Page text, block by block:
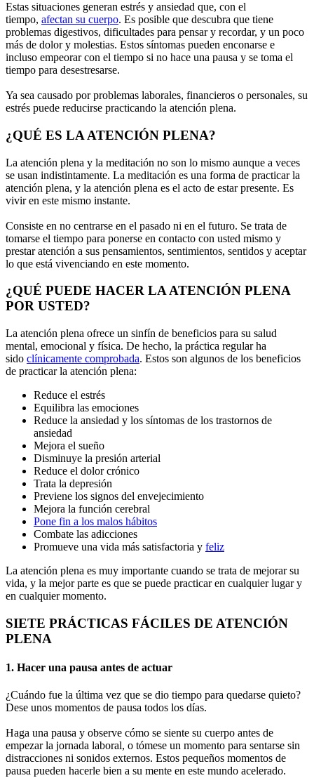
Estas situaciones generan estrés y ansiedad que, con el
tiempo, afectan su cuerpo. Es posible que descubra que tiene
problemas digestivos, dificultades para pensar y recordar, y un poco
más de dolor y molestias. Estos síntomas pueden enconarse e
incluso empeorar con el tiempo si no hace una pausa y se toma el
tiempo para desestresarse.
Ya sea causado por problemas laborales, financieros o personales, su
estrés puede reducirse practicando la atención plena.
¿QUÉ ES LA ATENCIÓN PLENA?
La atención plena y la meditación no son lo mismo aunque a veces
se usan indistintamente. La meditación es una forma de practicar la
atención plena, y la atención plena es el acto de estar presente. Es
vivir en este mismo instante.
Consiste en no centrarse en el pasado ni en el futuro. Se trata de
tomarse el tiempo para ponerse en contacto con usted mismo y
prestar atención a sus pensamientos, sentimientos, sentidos y aceptar
lo que está vivenciando en este momento.
¿QUÉ PUEDE HACER LA ATENCIÓN PLENA
POR USTED?
La atención plena ofrece un sinfín de beneficios para su salud
mental, emocional y física. De hecho, la práctica regular ha
sido clínicamente comprobada. Estos son algunos de los beneficios
de practicar la atención plena:
Reduce el estrés
Equilibra las emociones
Reduce la ansiedad y los síntomas de los trastornos de
ansiedad
Mejora el sueño
Disminuye la presión arterial
Reduce el dolor crónico
Trata la depresión
Previene los signos del envejecimiento
Mejora la función cerebral
Pone fin a los malos hábitos
Combate las adicciones
Promueve una vida más satisfactoria y feliz
La atención plena es muy importante cuando se trata de mejorar su
vida, y la mejor parte es que se puede practicar en cualquier lugar y
en cualquier momento.
SIETE PRÁCTICAS FÁCILES DE ATENCIÓN
PLENA
1. Hacer una pausa antes de actuar
¿Cuándo fue la última vez que se dio tiempo para quedarse quieto?
Dese unos momentos de pausa todos los días.
Haga una pausa y observe cómo se siente su cuerpo antes de
empezar la jornada laboral, o tómese un momento para sentarse sin
distracciones ni sonidos externos. Estos pequeños momentos de
pausa pueden hacerle bien a su mente en este mundo acelerado.